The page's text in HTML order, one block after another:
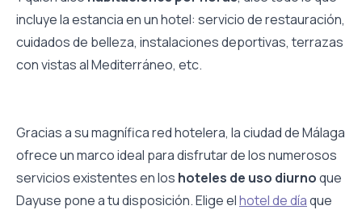
incluye la estancia en un hotel: servicio de restauración,
cuidados de belleza, instalaciones deportivas, terrazas
con vistas al Mediterráneo, etc.
Gracias a su magnífica red hotelera, la ciudad de Málaga
ofrece un marco ideal para disfrutar de los numerosos
servicios existentes en los hoteles de uso diurnoque
Dayuse pone a tu disposición. Elige elhotel de díaque